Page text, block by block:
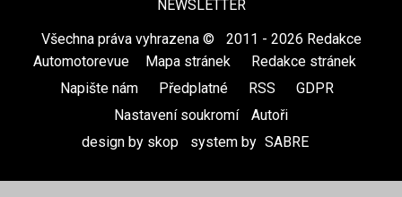
NEWSLETTER
Všechna práva vyhrazena ©
2011 - 2026 Redakce
Automotorevue
Mapa stránek Redakce stránek
Napište nám
Předplatné RSS GDPR
Nastavení soukromí
Autoři
design by skop
system by SABRE